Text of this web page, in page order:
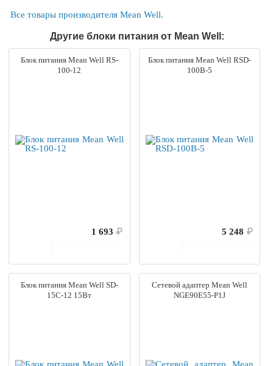
Все товары производителя Mean Well.
Другие блоки питания от Mean Well:
Блок питания Mean Well RS-
100-12
1 693 ₽
Блок питания Mean Well RSD-
100B-5
5 248 ₽
Блок питания Mean Well SD-
15C-12 15Вт
Сетевой адаптер Mean Well
NGE90E55-P1J